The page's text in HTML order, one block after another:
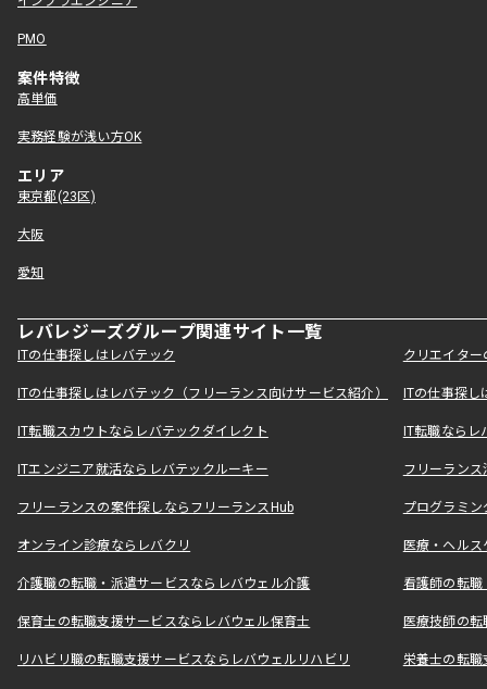
PMO
案件特徴
高単価
実務経験が浅い方OK
エリア
東京都(23区)
大阪
愛知
レバレジーズグループ関連サイト一覧
ITの仕事探しはレバテック クリエイタ
ITの仕事探しはレバテック（フリーランス向けサービス紹介） ITの仕事探
IT転職スカウトならレバテックダイレクト IT転職なら
ITエンジニア就活ならレバテックルーキー フリーラン
フリーランスの案件探しならフリーランスHub プログラミ
オンライン診療ならレバクリ 医療・ヘル
介護職の転職・派遣サービスならレバウェル介護 看護師の転
保育士の転職支援サービスならレバウェル保育士 医療技師の
リハビリ職の転職支援サービスならレバウェルリハビリ 栄養士の転